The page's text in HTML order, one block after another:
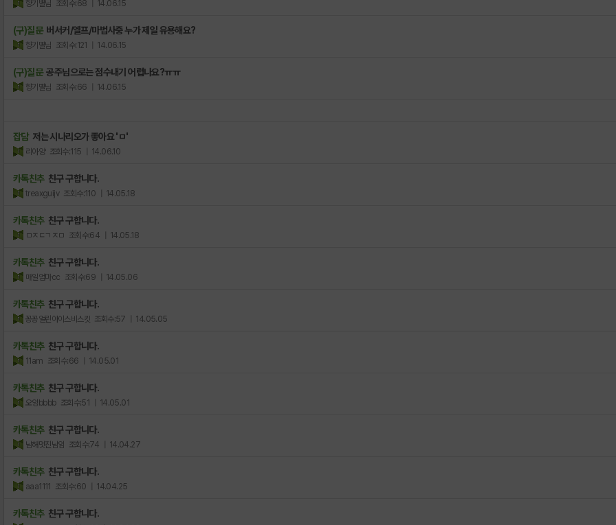
향기별님 조회수:68 | 14.06.15
(구)질문 버서커/엘프/마법사중 누가 제일 유용해요?
향기별님 조회수:121 | 14.06.15
(구)질문 공주님으로는 점수내기 어렵나요?ㅠㅠ
향기별님 조회수:66 | 14.06.15
잡담 저는 시나리오가 좋아요 'ㅁ'
리아양 조회수:115 | 14.06.10
카톡친추 친구 구합니다.
treaxguijv 조회수:110 | 14.05.18
카톡친추 친구 구합니다.
ㅁㅈㄷㄱㅈㅁ 조회수:64 | 14.05.18
카톡친추 친구 구합니다.
매일엄마cc 조회수:69 | 14.05.06
카톡친추 친구 구합니다.
꽁꽁얼린아이스비스킷 조회수:57 | 14.05.05
카톡친추 친구 구합니다.
11am 조회수:66 | 14.05.01
카톡친추 친구 구합니다.
오잉bbbb 조회수:51 | 14.05.01
카톡친추 친구 구합니다.
남해멋진남임 조회수:74 | 14.04.27
카톡친추 친구 구합니다.
aaa1111 조회수:60 | 14.04.25
카톡친추 친구 구합니다.